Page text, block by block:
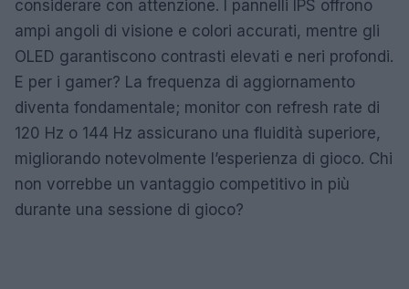
considerare con attenzione. I pannelli IPS offrono
ampi angoli di visione e colori accurati, mentre gli
OLED garantiscono contrasti elevati e neri profondi.
E per i gamer? La frequenza di aggiornamento
diventa fondamentale; monitor con refresh rate di
120 Hz o 144 Hz assicurano una fluidità superiore,
migliorando notevolmente l’esperienza di gioco. Chi
non vorrebbe un vantaggio competitivo in più
durante una sessione di gioco?